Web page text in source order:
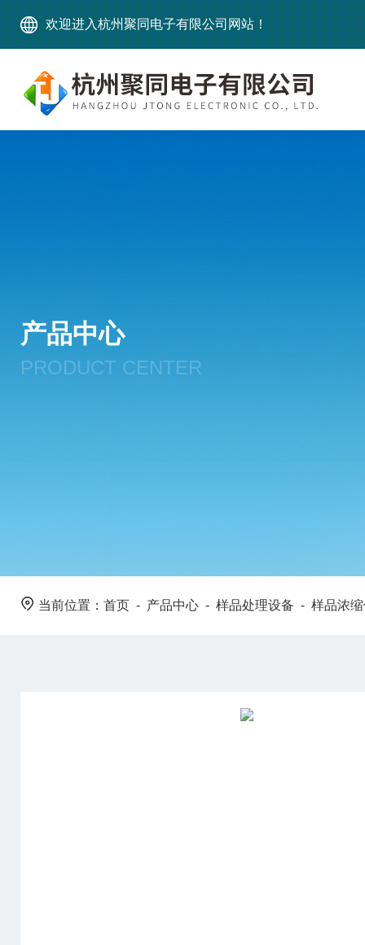
欢迎进入杭州聚同电子有限公司网站！
产品中心
PRODUCT CENTER
当前位置： 首页 - 产品中心 - 样品处理设备 - 样品浓